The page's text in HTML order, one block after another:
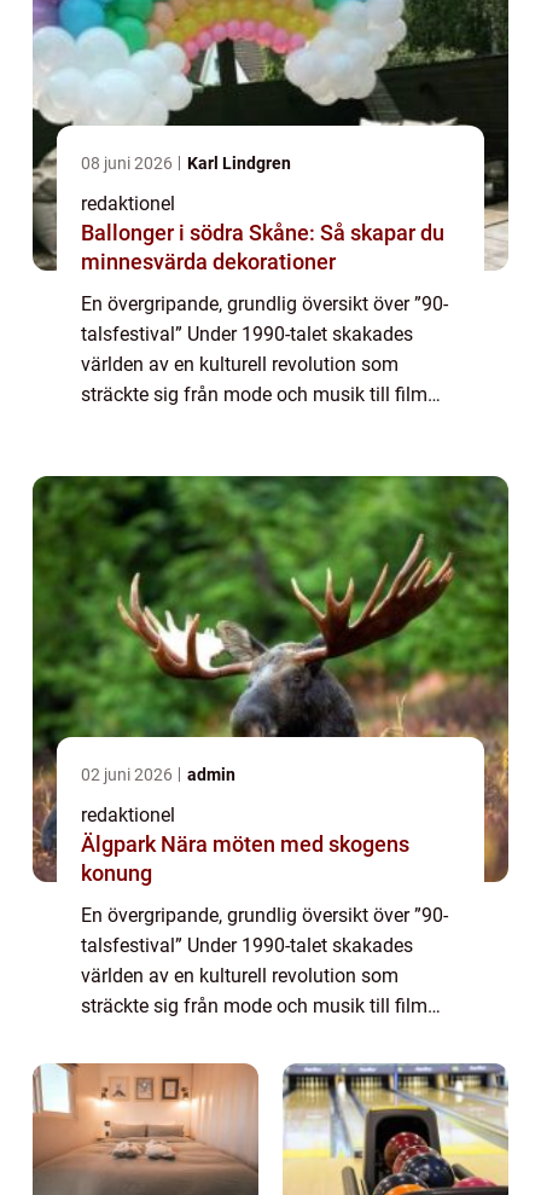
08 juni 2026 Karl Lindgren
redaktionel
Ballonger i södra Skåne: Så skapar du
minnesvärda dekorationer
En övergripande, grundlig översikt över ”90-
talsfestival” Under 1990-talet skakades
världen av en kulturell revolution som
sträckte sig från mode och musik till film
02 juni 2026 admin
redaktionel
Älgpark Nära möten med skogens
konung
En övergripande, grundlig översikt över ”90-
talsfestival” Under 1990-talet skakades
världen av en kulturell revolution som
sträckte sig från mode och musik till film
har 90-talsfestivaler blomst...